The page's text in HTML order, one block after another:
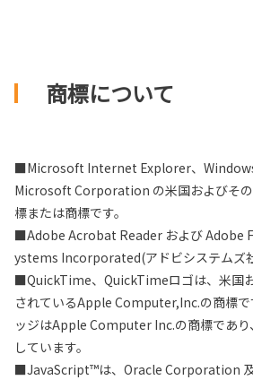
商標について
■Microsoft Internet Explorer、
Microsoft Corporation の米国およびそ
標または商標です。
■Adobe Acrobat Reader および Adobe
ystems Incorporated(アドビシステムズ
■QuickTime、QuickTimeロゴは、米国
されているApple Computer,Inc.の商標
ッジはApple Computer Inc.の商標であり
しています。
■JavaScript™は、Oracle Corporation